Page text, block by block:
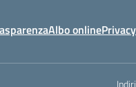
Albo online